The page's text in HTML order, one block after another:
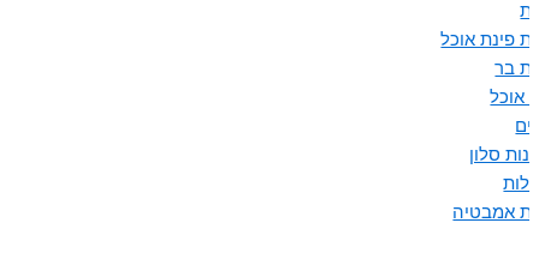
פינת אוכל
בר
אוכל
סלון
אמבטיה